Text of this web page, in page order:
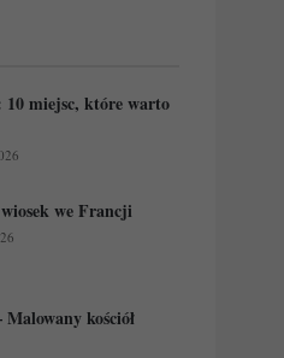
miejsc, które warto
we Francji
kościół